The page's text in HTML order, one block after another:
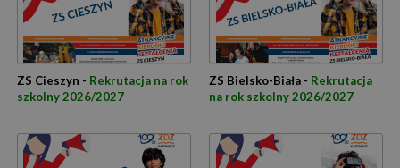
ZS Cieszyn - Rekrutacja na rok
szkolny 2026/2027
ZS Bielsko-Biała - Rekrutacja
na rok szkolny 2026/2027